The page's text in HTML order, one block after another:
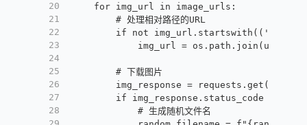
20
21
22
23
24
25
26
27
28
    for img_url in image_urls:
        # 处理相对路径的URL
if not
img_url = os.path.join(url,
        # 下载图片
img_response =
if img_response.status_code ==
            # 生成随机文件名